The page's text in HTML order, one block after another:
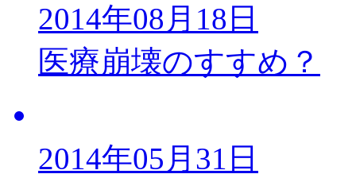
2014年08月18日
医療崩壊のすすめ？
2014年05月31日